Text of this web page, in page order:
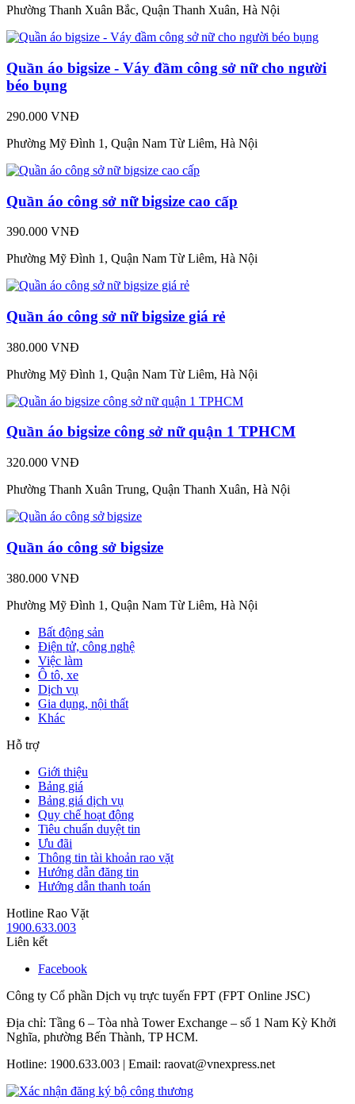
Phường Thanh Xuân Bắc, Quận Thanh Xuân, Hà Nội
Quần áo bigsize - Váy đầm công sở nữ cho người
béo bụng
290.000 VNĐ
Phường Mỹ Đình 1, Quận Nam Từ Liêm, Hà Nội
Quần áo công sở nữ bigsize cao cấp
390.000 VNĐ
Phường Mỹ Đình 1, Quận Nam Từ Liêm, Hà Nội
Quần áo công sở nữ bigsize giá rẻ
380.000 VNĐ
Phường Mỹ Đình 1, Quận Nam Từ Liêm, Hà Nội
Quần áo bigsize công sở nữ quận 1 TPHCM
320.000 VNĐ
Phường Thanh Xuân Trung, Quận Thanh Xuân, Hà Nội
Quần áo công sở bigsize
380.000 VNĐ
Phường Mỹ Đình 1, Quận Nam Từ Liêm, Hà Nội
Bất động sản
Điện tử, công nghệ
Việc làm
Ô tô, xe
Dịch vụ
Gia dụng, nội thất
Khác
Hỗ trợ
Giới thiệu
Bảng giá
Bảng giá dịch vụ
Quy chế hoạt động
Tiêu chuẩn duyệt tin
Ưu đãi
Thông tin tài khoản rao vặt
Hướng dẫn đăng tin
Hướng dẫn thanh toán
Hotline Rao Vặt
1900.633.003
Liên kết
Facebook
Công ty Cổ phần Dịch vụ trực tuyến FPT (FPT Online JSC)
Địa chỉ: Tầng 6 – Tòa nhà Tower Exchange – số 1 Nam Kỳ Khởi
Nghĩa, phường Bến Thành, TP HCM.
Hotline: 1900.633.003 | Email: raovat@vnexpress.net